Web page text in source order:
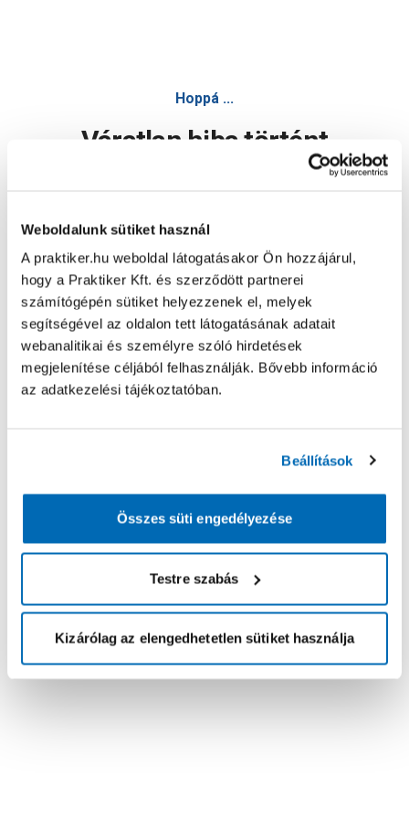
Weboldalunk sütiket használ
A praktiker.hu weboldal látogatásakor Ön hozzájárul,
hogy a Praktiker Kft. és szerződött partnerei
számítógépén sütiket helyezzenek el, melyek
segítségével az oldalon tett látogatásának adatait
webanalitikai és személyre szóló hirdetések
megjelenítése céljából felhasználják. Bővebb információ
az adatkezelési tájékoztatóban.
Beállítások
Összes süti engedélyezése
Testre szabás
Kizárólag az elengedhetetlen sütiket használja
Hoppá ...
Váratlan hiba történt
Oldal újratöltése